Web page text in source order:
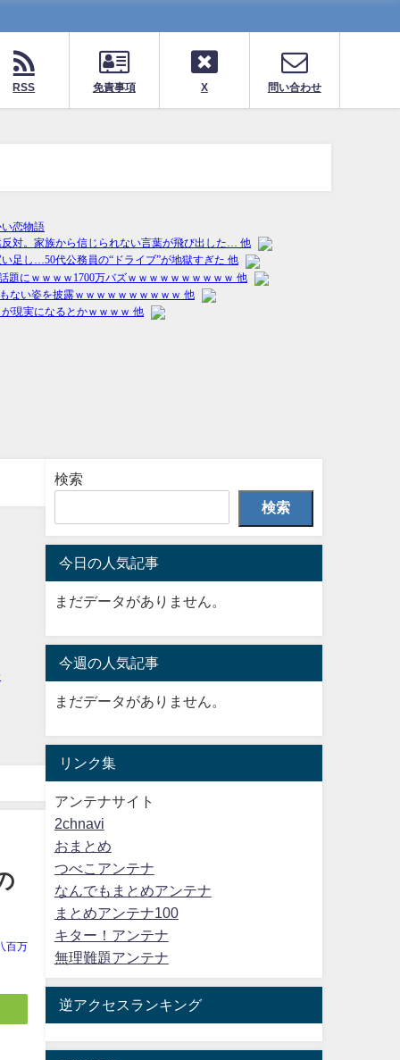
RSS 免責事項 X 問い合わせ
百万
検索
検索
今日の人気記事
まだデータがありません。
今週の人気記事
まだデータがありません。
リンク集
アンテナサイト
2chnavi
おまとめ
つべこアンテナ
なんでもまとめアンテナ
まとめアンテナ100
キター！アンテナ
無理難題アンテナ
逆アクセスランキング